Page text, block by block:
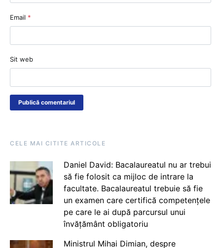
Email *
Sit web
CELE MAI CITITE ARTICOLE
Daniel David: Bacalaureatul nu ar trebui
să fie folosit ca mijloc de intrare la
facultate. Bacalaureatul trebuie să fie
un examen care certifică competențele
pe care le ai după parcursul unui
învățământ obligatoriu
Ministrul Mihai Dimian, despre